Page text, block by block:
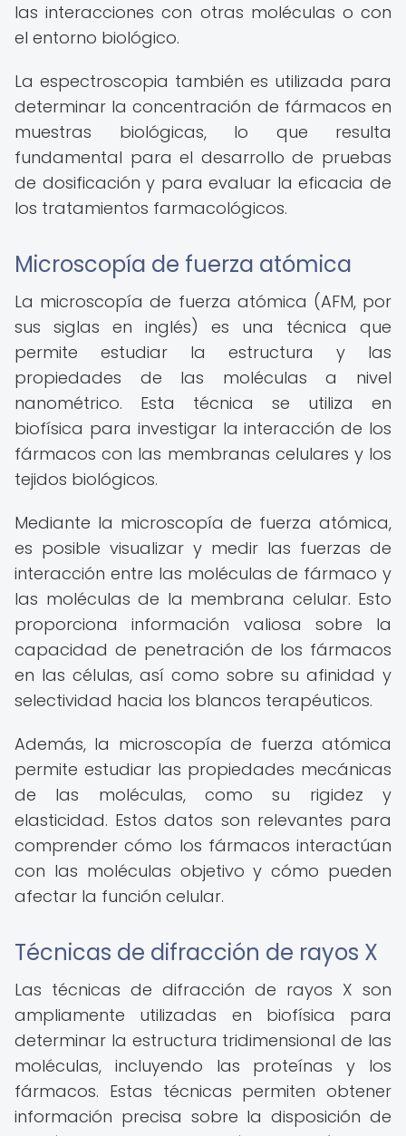
las interacciones con otras moléculas o con
el entorno biológico.
La espectroscopia también es utilizada para
determinar la concentración de fármacos en
muestras biológicas, lo que resulta
fundamental para el desarrollo de pruebas
de dosificación y para evaluar la eficacia de
los tratamientos farmacológicos.
Microscopía de fuerza atómica
La microscopía de fuerza atómica (AFM, por
sus siglas en inglés) es una técnica que
permite estudiar la estructura y las
propiedades de las moléculas a nivel
nanométrico. Esta técnica se utiliza en
biofísica para investigar la interacción de los
fármacos con las membranas celulares y los
tejidos biológicos.
Mediante la microscopía de fuerza atómica,
es posible visualizar y medir las fuerzas de
interacción entre las moléculas de fármaco y
las moléculas de la membrana celular. Esto
proporciona información valiosa sobre la
capacidad de penetración de los fármacos
en las células, así como sobre su afinidad y
selectividad hacia los blancos terapéuticos.
Además, la microscopía de fuerza atómica
permite estudiar las propiedades mecánicas
de las moléculas, como su rigidez y
elasticidad. Estos datos son relevantes para
comprender cómo los fármacos interactúan
con las moléculas objetivo y cómo pueden
afectar la función celular.
Técnicas de difracción de rayos X
Las técnicas de difracción de rayos X son
ampliamente utilizadas en biofísica para
determinar la estructura tridimensional de las
moléculas, incluyendo las proteínas y los
fármacos. Estas técnicas permiten obtener
información precisa sobre la disposición de